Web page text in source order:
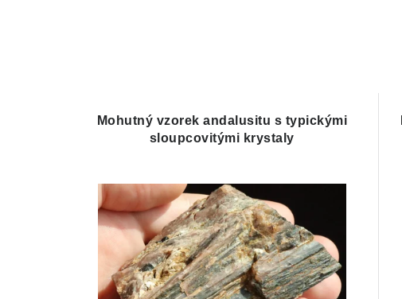
Mohutný vzorek andalusitu s typickými
sloupcovitými krystaly